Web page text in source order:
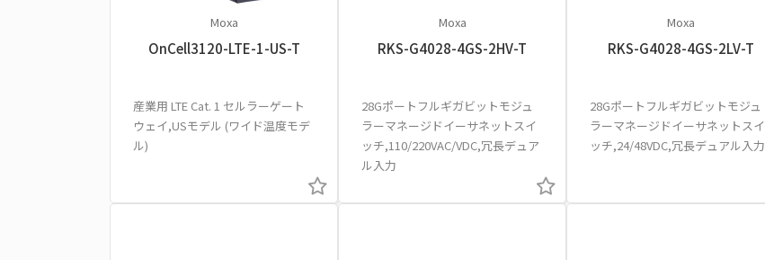
Moxa
OnCell3120-LTE-1-US-T
産業用 LTE Cat. 1 セルラーゲート
ウェイ,USモデル (ワイド温度モデ
ル)
Moxa
RKS-G4028-4GS-2HV-T
28Gポートフルギガビットモジュ
ラーマネージドイーサネットスイ
ッチ,110/220VAC/VDC,冗長デュア
ル入力
Moxa
RKS-G4028-4GS-2LV-T
28Gポートフルギガビットモジュ
ラーマネージドイーサネットスイ
ッチ,24/48VDC,冗長デュアル入力